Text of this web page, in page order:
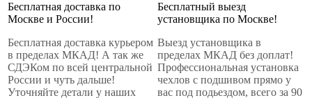
Бесплатная доставка по
Москве и России!
Бесплатная доставка курьером
в пределах МКАД! А так же
СДЭКом по всей центральной
России и чуть дальше!
Уточняйте детали у наших
Бесплатный выезд
установщика по Москве!
Выезд установщика в
пределах МКАД без доплат!
Профессиональная установка
чехлов с подшивом прямо у
вас под подьездом, всего за 90